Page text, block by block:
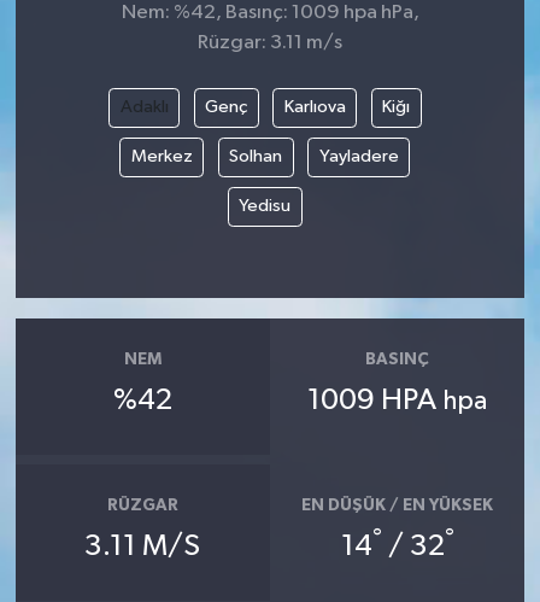
Nem: %42, Basınç: 1009 hpa hPa,
Rüzgar: 3.11 m/s
Adaklı Genç Karlıova Kiğı
Merkez Solhan Yayladere
Yedisu
NEM
%42
BASINÇ
1009 HPA hpa
RÜZGAR
3.11 M/S
EN DÜŞÜK / EN YÜKSEK
14° / 32°